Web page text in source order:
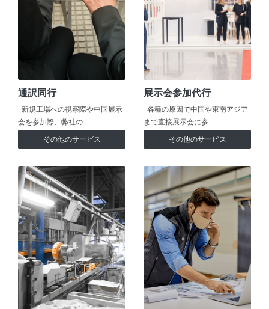
通訳同行
新規工場への視察際や中国展示
会を参加際、弊社の…
その他のサービス
展示会参加代行
各種の原因で中国や東南アジア
まで直接展示会に参…
その他のサービス